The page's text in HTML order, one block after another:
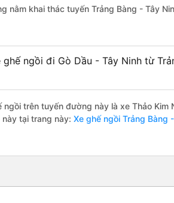
nằm khai thác tuyến Trảng Bàng - Tây
ngồi đi Gò Dầu - Tây Ninh từ
trên tuyến đường này là xe Thảo Kim
tại trang này: Xe ghế ngồi Trảng Bàng